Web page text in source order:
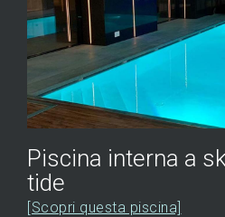
Piscina interna a
tide
[Scopri questa piscina]